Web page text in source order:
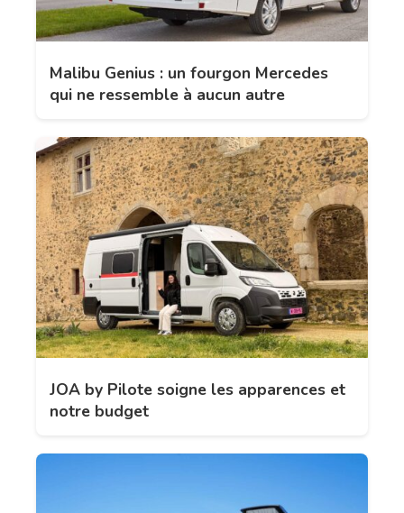
Malibu Genius : un fourgon Mercedes
qui ne ressemble à aucun autre
JOA by Pilote soigne les apparences et
notre budget